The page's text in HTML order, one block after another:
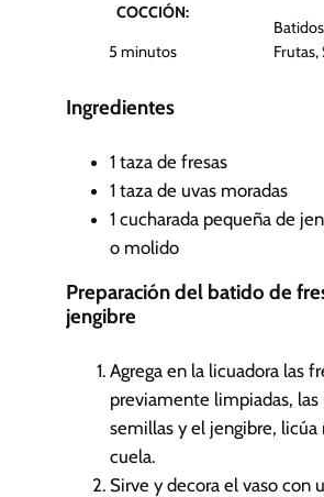
s
COCCIÓN:
5 m
n
o
s
minutos
Frutas,
Ingredientes
1 taza de fresas
1 taza de uvas moradas
1 cucharada pequeña de
o molido
Preparación del batido de
jengibre
Agrega en la licuadora las
previamente limpiadas, las
semillas y el jengibre,
cuela.
Sirve y decora el vaso con